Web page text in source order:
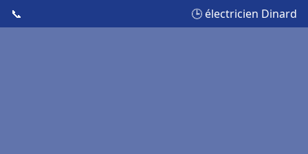
📞 🕒 électricien Dinard